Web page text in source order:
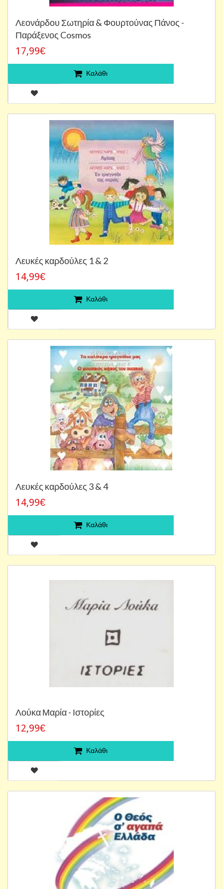
Λεονάρδου Σωτηρία & Φουρτούνας Πάνος -
Παράξενος Cosmos
17,99€
Καλάθι
Λευκές καρδούλες 1 & 2
14,99€
Καλάθι
Λευκές καρδούλες 3 & 4
14,99€
Καλάθι
Λούκα Μαρία - Ιστορίες
12,99€
Καλάθι